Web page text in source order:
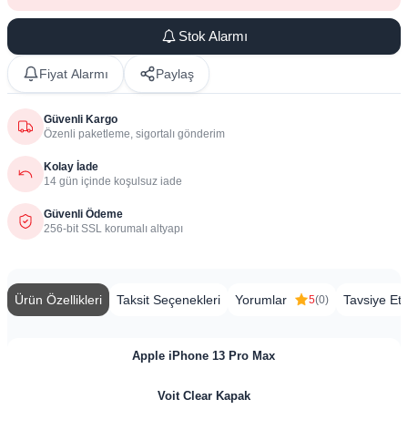
Stok Alarmı
Fiyat Alarmı Paylaş
Güvenli Kargo
Özenli paketleme, sigortalı gönderim
Kolay İade
14 gün içinde koşulsuz iade
Güvenli Ödeme
256-bit SSL korumalı altyapı
Ürün Özellikleri Taksit Seçenekleri Yorumlar 5(0) Tavsiye Et
Apple iPhone 13 Pro Max
Voit Clear Kapak